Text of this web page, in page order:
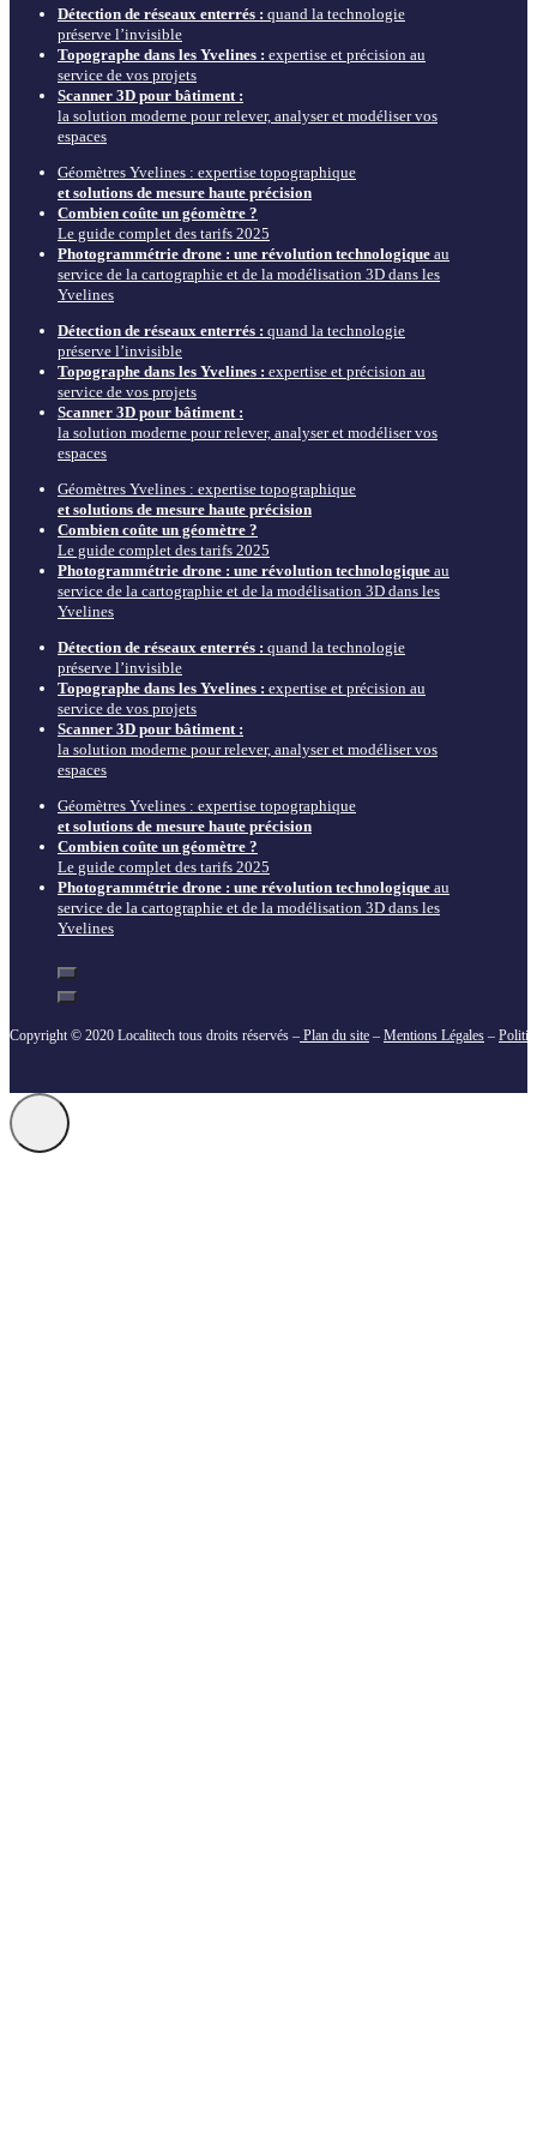
Détection de réseaux enterrés : quand la technologie
préserve l’invisible
Topographe dans les Yvelines : expertise et précision au
service de vos projets
Scanner 3D pour bâtiment :
la solution moderne pour relever, analyser et modéliser vos
espaces
Géomètres Yvelines : expertise topographique
et solutions de mesure haute précision
Combien coûte un géomètre ?
Le guide complet des tarifs 2025
Photogrammétrie drone : une révolution technologique au
service de la cartographie et de la modélisation 3D dans les
Yvelines
Détection de réseaux enterrés : quand la technologie
préserve l’invisible
Topographe dans les Yvelines : expertise et précision au
service de vos projets
Scanner 3D pour bâtiment :
la solution moderne pour relever, analyser et modéliser vos
espaces
Géomètres Yvelines : expertise topographique
et solutions de mesure haute précision
Combien coûte un géomètre ?
Le guide complet des tarifs 2025
Photogrammétrie drone : une révolution technologique au
service de la cartographie et de la modélisation 3D dans les
Yvelines
Détection de réseaux enterrés : quand la technologie
préserve l’invisible
Topographe dans les Yvelines : expertise et précision au
service de vos projets
Scanner 3D pour bâtiment :
la solution moderne pour relever, analyser et modéliser vos
espaces
Géomètres Yvelines : expertise topographique
et solutions de mesure haute précision
Combien coûte un géomètre ?
Le guide complet des tarifs 2025
Photogrammétrie drone : une révolution technologique au
service de la cartographie et de la modélisation 3D dans les
Yvelines
Copyright © 2020 Localitech tous droits réservés – Plan du site – Mentions Légales –